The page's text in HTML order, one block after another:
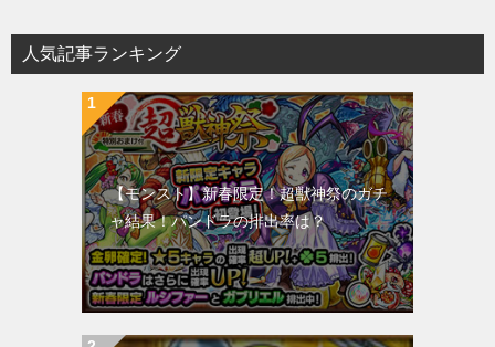
人気記事ランキング
【モンスト】新春限定！超獣神祭のガチ
ャ結果！パンドラの排出率は？